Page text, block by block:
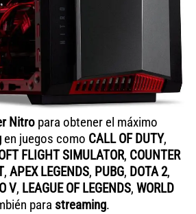
Nitro para obtener el máximo
en juegos como CALL OF DUTY,
FLIGHT SIMULATOR, COUNTER
, APEX LEGENDS, PUBG, DOTA 2,
V, LEAGUE OF LEGENDS, WORLD
para streaming.